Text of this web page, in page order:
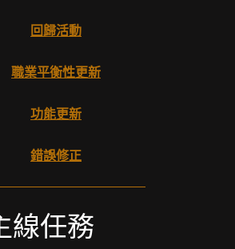
回歸活動
職業平衡性更新
功能更新
錯誤修正
線任務